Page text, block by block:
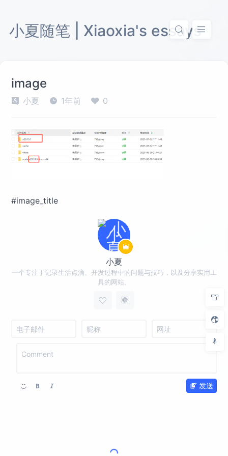
小夏随笔 | Xiaoxia's essays
image
小夏 1年前 0
#image_title
小夏
一个专注于记录生活点滴、开发过程中的问题与技巧，以及分享实用工
具的网站。
发送
继续加载